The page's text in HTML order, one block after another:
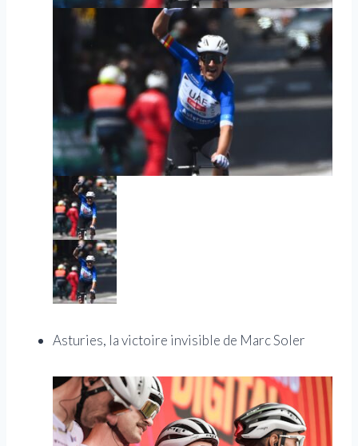
Asturies, la victoire invisible de Marc Soler